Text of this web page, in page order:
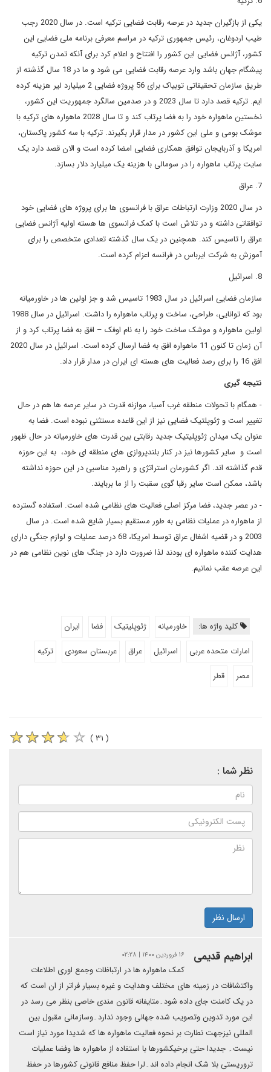
یکی از بازگیران جدید در عرصه رقابت فضایی ترکیه است. در سال 2020 رجب
طیب اردوغان، رئیس جمهوری ترکیه در مراسم معرفی برنامه ملی فضایی این
کشور، آژانس فضایی این کشور را افتتاح و اعلام کرد برای آنکه تمدن ترکیه
پیشگام جهان باشد وارد عرصه رقابت فضایی می شود و ما در 18 سال گذشته از
طریق سازمان تحقیقاتی توبیاک برای 56 پروژه فضایی 2 میلیارد لیر هزینه کرده
ایم. ترکیه قصد دارد تا سال 2023 و در صدمین سالگرد جمهوریت این کشور،
نخستین ماهواره خود را به فضا پرتاب کند و تا سال 2028 ماهواره های ترکیه با
موشک بومی و ملی این کشور در مدار قرار بگیرند. ترکیه با سه کشور پاکستان،
امریکا و آذربایجان توافق همکاری فضایی امضا کرده است و الان قصد دارد یک
سایت پرتاب ماهواره را در سومالی با هزینه یک میلیارد دلار بسازد.
7. عراق
در سال 2020 وزارت ارتباطات عراق با فرانسوی ها برای پروژه های فضایی خود
توافقاتی داشته و در تلاش است با کمک فرانسوی ها هسته اولیه آژانس فضایی
عراق را تاسیس کند. همچنین در یک سال گذشته تعدادی متخصص را برای
آموزش به شرکت ایرباس در فرانسه اعزام کرده است.
8. اسرائیل
سازمان فضایی اسرائیل در سال 1983 تاسیس شد و جز اولین ها در خاورمیانه
بود که توانایی، طراحی، ساخت و پرتاب ماهواره را داشت. اسرائیل در سال 1988
اولین ماهواره و موشک ساخت خود را به نام اوفک – افق به فضا پرتاب کرد و از
آن زمان تا کنون 11 ماهواره افق به فضا ارسال کرده است. اسرائیل در سال 2020
افق 16 را برای رصد فعالیت های هسته ای ایران در مدار قرار داد.
نتیجه گیری
- همگام با تحولات منطقه غرب آسیا، موازنه قدرت در سایر عرصه ها هم در حال
تغییر است و ژئوپلتیک فضایی نیز از این قاعده مستثنی نبوده است. فضا به
عنوان یک میدان ژئوپلیتیک جدید رقابتی بین قدرت های خاورمیانه در حال ظهور
است و سایر کشورها نیز در کنار بلندپروازی های منطقه ای خود، به این حوزه
قدم گذاشته اند. اگر کشورمان استراتژی و راهبرد مناسبی در این حوزه نداشته
باشد، ممکن است سایر رقبا گوی سقبت را از ما بربایند.
- در عصر جدید، فضا مرکز اصلی فعالیت های نظامی شده است. استفاده گسترده
از ماهواره در عملیات نظامی به طور مستقیم بسیار شایع شده است. در سال
2003 و در قضیه اشغال عراق توسط امریکا، 68 درصد عملیات و لوازم جنگی دارای
هدایت کننده ماهواره ای بودند لذا ضرورت دارد در جنگ های نوین نظامی هم در
این عرصه عقب نمانیم.
کلید واژه ها: خاورمیانه ژئوپلیتیک فضا
ایران
امارات متحده عربی
اسرائیل عراق عربستان سعودی
ترکیه
مصر
قطر
( ۳۱ )
نظر شما :
ارسال نظر
ابراهیم قدیمی ۱۶ فروردین ۱۴۰۰ | ۰۲:۲۸
کمک ماهواره ها در ارتباظات وجمع اوری اطلاعات
واکتشافات در زمینه های مختلف وهدایت و غیره بسیار فراتر از ان است که
در یک کامنت جای داده شود۔متایفانه قانون مندی خاصی بنظر می رسد در
این مورد تدوین وتصویب شده جهانی وجود ندارد۔وسازمانی مقبول بین
المللی نیزجهت نطارت بر نحوه فعالیت ماهواره ها که شدیدا مورد نیاز است
نیست۔ جدیدا حتی برخیکشورها با استفاده از ماهواره ها وفضا عملیات
تروریستی بلا شک انجام داده اند۔لرا حفظ منافع قانونی کشورها در حفظ